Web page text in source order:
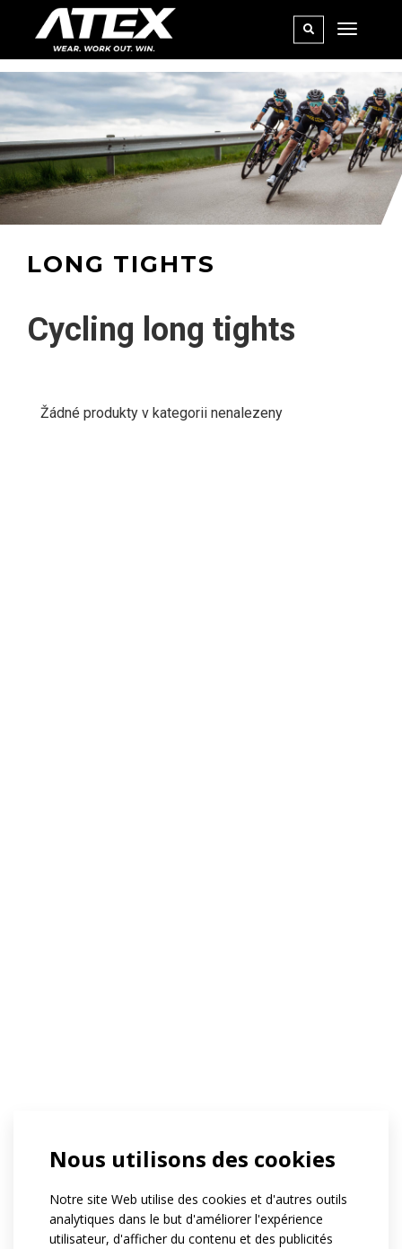
Nous utilisons des cookies
Notre site Web utilise des cookies et d'autres outils
analytiques dans le but d'améliorer l'expérience
utilisateur, d'afficher du contenu et des publicités
LONG TIGHTS
Cycling long tights
Žádné produkty v kategorii nenalezeny